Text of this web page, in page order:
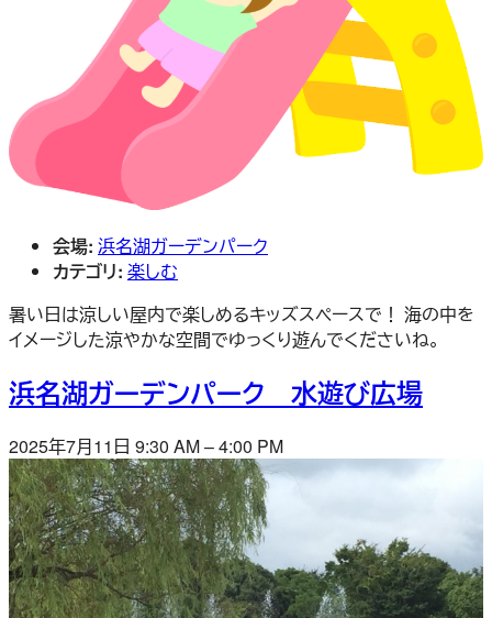
会場: 浜名湖ガーデンパーク
カテゴリ: 楽しむ
暑い日は涼しい屋内で楽しめるキッズスペースで！ 海の中を
イメージした涼やかな空間でゆっくり遊んでくださいね。
浜名湖ガーデンパーク 水遊び広場
2025年7月11日 9:30 AM–4:00 PM